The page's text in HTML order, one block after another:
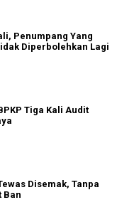
Penumpang Yang
Diperbolehkan Lagi
Tiga Kali Audit
Disemak, Tanpa
Ban